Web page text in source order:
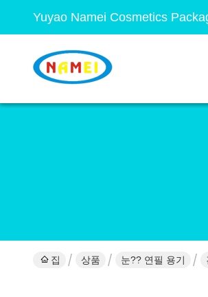
Yuyao Namei Cosmetics
집 상품 눈?? 연필 용기